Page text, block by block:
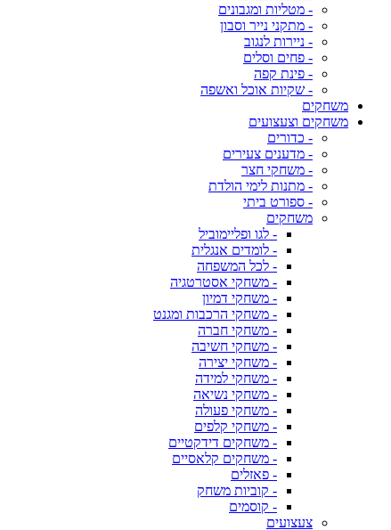
- מטליות ומגבונים
- מתקני נייר וסבון
- ניירות לנגוב
- פחים וסלים
- פינת קפה
- שקיות אוכל ואשפה
משחקים
משחקים וצעצועים
- כדורים
- מדענים צעירים
- משחקי חצר
- מתנות לימי הולדת
- ספורט ביתי
משחקים
- לגו ופליימוביל
- לומדים אנגלית
- לכל המשפחה
- משחקי אסטרטגיה
- משחקי דמיון
- משחקי הרכבות ומגנט
- משחקי חברה
- משחקי חשיבה
- משחקי יצירה
- משחקי למידה
- משחקי נשיאה
- משחקי פעולה
- משחקי קלפים
- משחקים דידקטיים
- משחקים קלאסיים
- פאזלים
- קוביות משחק
- קוסמים
צעצועים